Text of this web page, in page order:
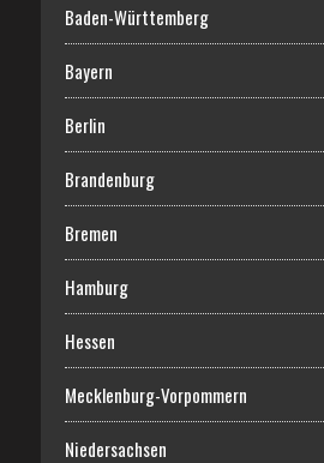
Baden-Württemberg
Bayern
Berlin
Brandenburg
Bremen
Hamburg
Hessen
Mecklenburg-Vorpommern
Niedersachsen